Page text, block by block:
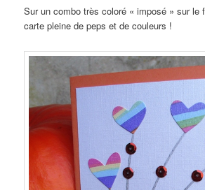
Sur un combo très coloré « imposé » sur le
carte pleine de peps et de couleurs !